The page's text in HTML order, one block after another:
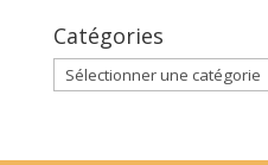
Catégories
Catégories